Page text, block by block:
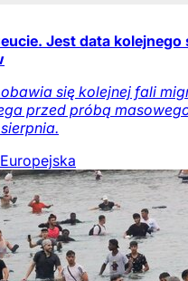
Jest data kolejnego
się kolejnej fali
przed próbą